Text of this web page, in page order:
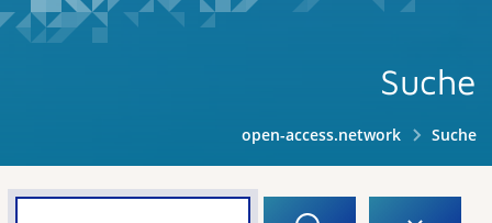
Suche
open-access.network Suche